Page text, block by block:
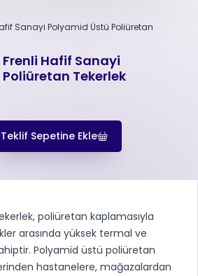
Sanayi Polyamid Üstü Poliüretan
Frenli Hafif Sanayi
Tekerlek
Teklif Sepetine Ekle
poliüretan kaplamasıyla
arasında yüksek termal ve
Polyamid üstü poliüretan
hastanelere, mağazalardan